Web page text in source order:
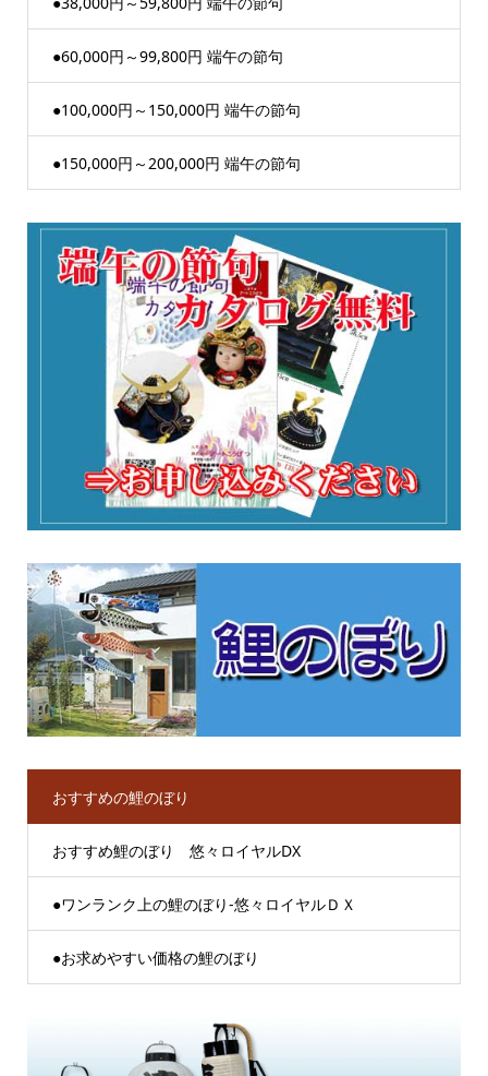
●60,000円～99,800円 端午の節句
●100,000円～150,000円 端午の節句
●150,000円～200,000円 端午の節句
おすすめの鯉のぼり
おすすめ鯉のぼり 悠々ロイヤルDX
●ワンランク上の鯉のぼり-悠々ロイヤルＤＸ
●お求めやすい価格の鯉のぼり